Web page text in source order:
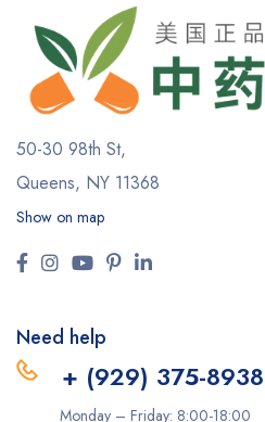
50-30 98th St,
Queens, NY 11368
Show on map
Need help
+ (929) 375-8938
Monday – Friday: 8:00-18:00